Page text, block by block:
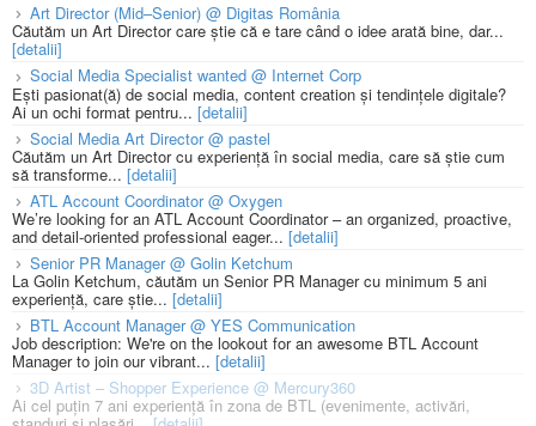
Art Director (Mid–Senior) @ Digitas România
Căutăm un Art Director care știe că e tare când o idee arată bine, dar...
[detalii]
Social Media Specialist wanted @ Internet Corp
Ești pasionat(ă) de social media, content creation și tendințele digitale?
Ai un ochi format pentru... [detalii]
Social Media Art Director @ pastel
Căutăm un Art Director cu experiență în social media, care să știe cum
să transforme... [detalii]
ATL Account Coordinator @ Oxygen
We’re looking for an ATL Account Coordinator – an organized, proactive,
and detail-oriented professional eager... [detalii]
Senior PR Manager @ Golin Ketchum
La Golin Ketchum, căutăm un Senior PR Manager cu minimum 5 ani
experiență, care știe... [detalii]
BTL Account Manager @ YES Communication
Job description: We're on the lookout for an awesome BTL Account
Manager to join our vibrant... [detalii]
3D Artist – Shopper Experience @ Mercury360
Ai cel puțin 7 ani experiență în zona de BTL (evenimente, activări,